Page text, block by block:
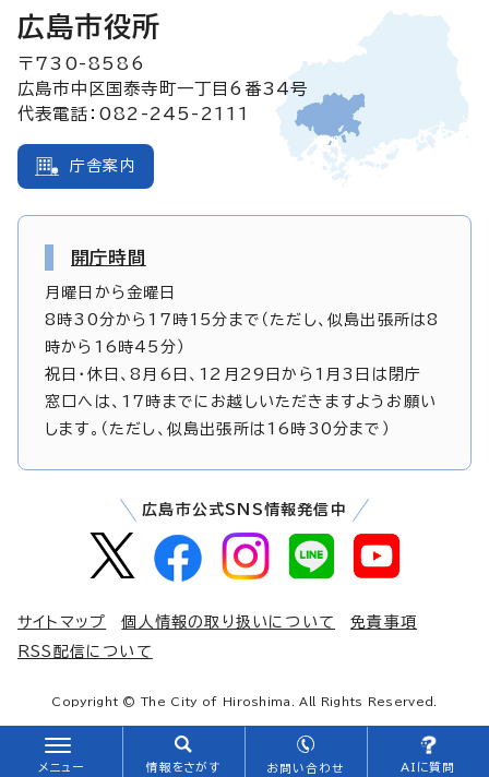
メニュー 情報をさがす お問い合わせ AIに質問
広島市役所
〒730-8586
広島市中区国泰寺町一丁目6番34号
代表電話：082-245-2111
庁舎案内
開庁時間
月曜日から金曜日
8時30分から17時15分まで（ただし、似島出張所は8
時から16時45分）
祝日・休日、8月6日、12月29日から1月3日は閉庁
窓口へは、17時までにお越しいただきますようお願い
します。（ただし、似島出張所は16時30分まで）
広島市公式SNS情報発信中
サイトマップ 個人情報の取り扱いについて
免責事項
RSS配信について
Copyright © The City of Hiroshima. All Rights Reserved.